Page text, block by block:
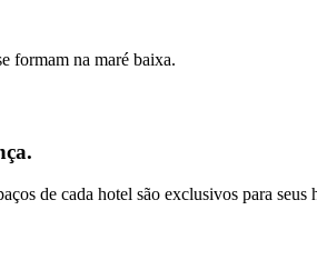
formam na maré baixa.
de cada hotel são exclusivos para seus